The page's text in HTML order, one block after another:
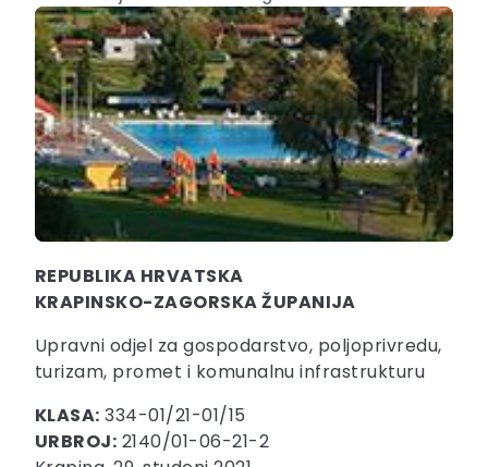
REPUBLIKA HRVATSKA
KRAPINSKO-ZAGORSKA ŽUPANIJA
Upravni odjel za gospodarstvo, poljoprivredu,
turizam, promet i komunalnu infrastrukturu
KLASA: 334-01/21-01/15
URBROJ: 2140/01-06-21-2